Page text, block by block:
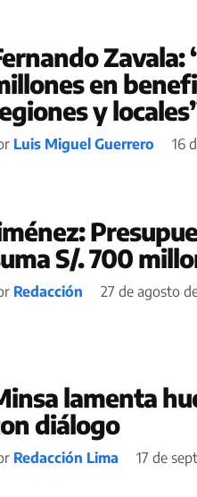
en
y
Luis Miguel Guerrero 16
S/. 700
Redacción 27 de agosto
lamenta
diálogo
Redacción Lima 17 de